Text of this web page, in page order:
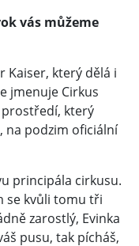
vás můžeme
Kaiser, který dělá i
jmenuje Cirkus
prostředí, který
na podzim oficiální
principála cirkusu.
se kvůli tomu tři
zarostlý, Evinka
pusu, tak pícháš,